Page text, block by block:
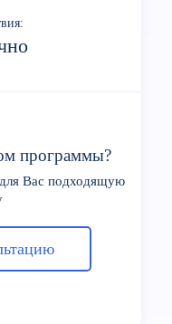
программы?
Вас подходящую